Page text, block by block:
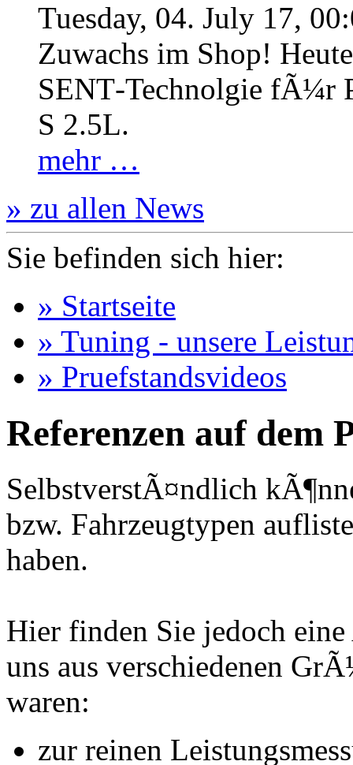
Tuesday, 04. July 17,
Zuwachs im Shop!
SENT‐Technolgie fÃ¼r
S 2.5L.
mehr …
» zu allen News
Sie befinden sich hier:
» Startseite
» Tuning - unsere
» Pruefstandsvideos
Referenzen auf dem
SelbstverstÃ¤ndlich
bzw. Fahrzeugtypen
haben.
Hier finden Sie jedoch
uns aus verschiedenen
waren:
zur reinen